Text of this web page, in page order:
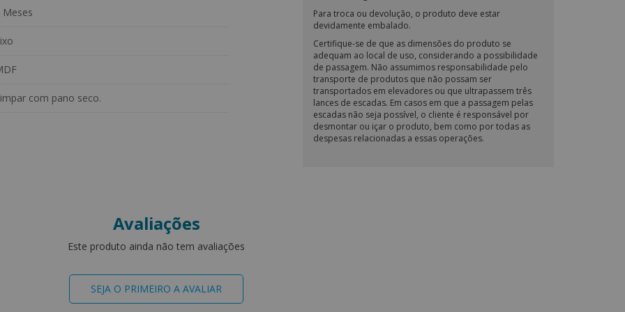
Meses
com pano seco.
Para troca ou devolução, o produto deve estar
devidamente embalado.
Certifique-se de que as dimensões do produto se
adequam ao local de uso, considerando a possibilidade
de passagem. Não assumimos responsabilidade pelo
transporte de produtos que não possam ser
transportados em elevadores ou que ultrapassem três
lances de escadas. Em casos em que a passagem pelas
escadas não seja possível, o cliente é responsável por
desmontar ou içar o produto, bem como por todas as
despesas relacionadas a essas operações.
Avaliações
Este produto ainda não tem avaliações
SEJA O PRIMEIRO A AVALIAR